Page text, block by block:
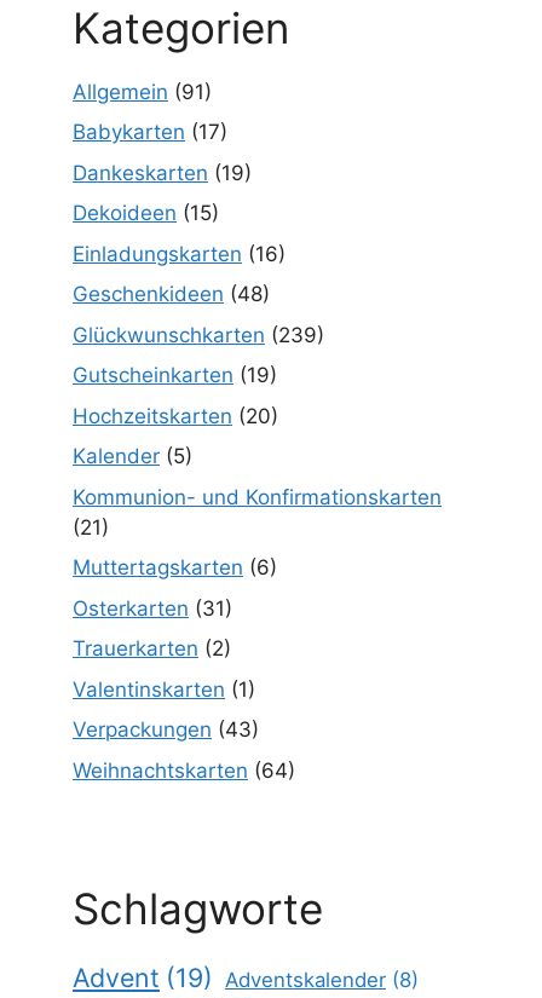
Kategorien
Allgemein (91)
Babykarten (17)
Dankeskarten (19)
Dekoideen (15)
Einladungskarten (16)
Geschenkideen (48)
Glückwunschkarten (239)
Gutscheinkarten (19)
Hochzeitskarten (20)
Kalender (5)
Kommunion- und Konfirmationskarten
(21)
Muttertagskarten (6)
Osterkarten (31)
Trauerkarten (2)
Valentinskarten (1)
Verpackungen (43)
Weihnachtskarten (64)
Schlagworte
Advent (19) Adventskalender (8)